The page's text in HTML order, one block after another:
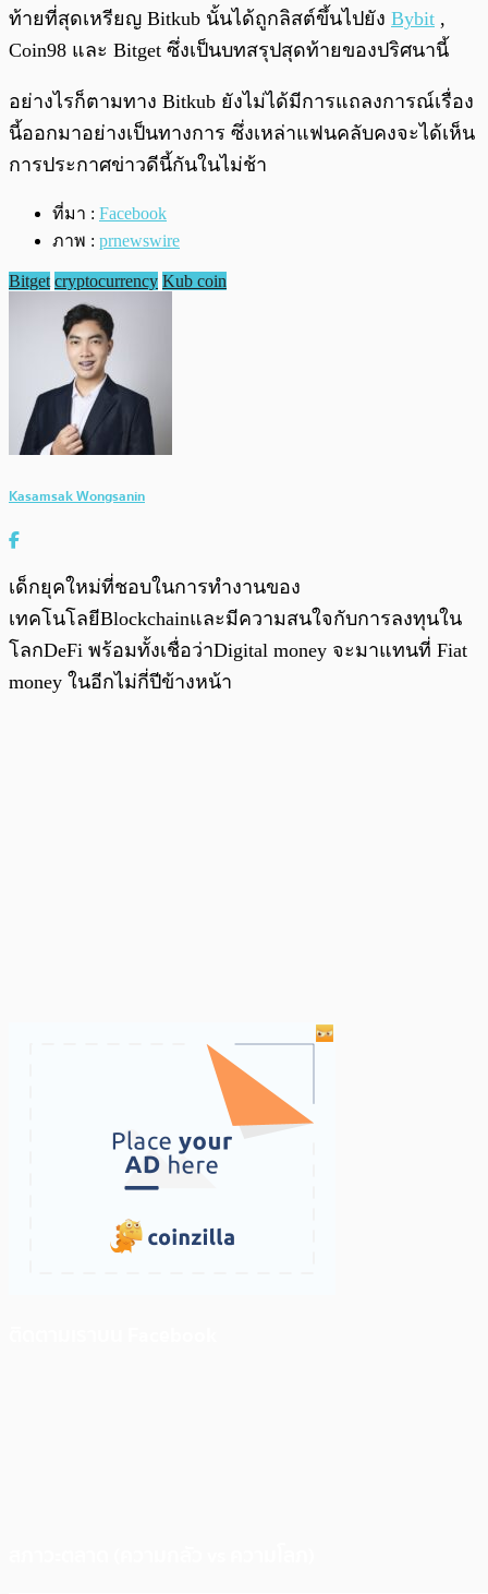
ท้ายที่สุดเหรียญ Bitkub นั้นได้ถูกลิสต์ขึ้นไปยัง Bybit ,
Coin98 และ Bitget ซึ่งเป็นบทสรุปสุดท้ายของปริศนานี้
อย่างไรก็ตามทาง Bitkub ยังไม่ได้มีการแถลงการณ์เรื่อง
นี้ออกมาอย่างเป็นทางการ ซึ่งเหล่าแฟนคลับคงจะได้เห็น
การประกาศข่าวดีนี้กันในไม่ช้า
ที่มา : Facebook
ภาพ : prnewswire
Bitget cryptocurrency Kub coin
Kasamsak Wongsanin
เด็กยุคใหม่ที่ชอบในการทำงานของ
เทคโนโลยีBlockchainและมีความสนใจกับการลงทุนใน
โลกDeFi พร้อมทั้งเชื่อว่าDigital money จะมาแทนที่ Fiat
money ในอีกไม่กี่ปีข้างหน้า